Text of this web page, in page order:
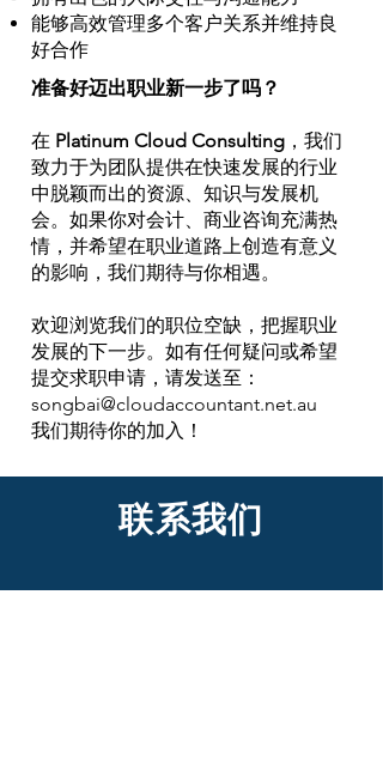
能够高效管理多个客户关系并维持良
好合作
准备好迈出职业新一步了吗？
在 Platinum Cloud Consulting ，我们
致力于为团队提供在快速发展的行业
中脱颖而出的资源、知识与发展机
会。如果你对会计、商业咨询充满热
情，并希望在职业道路上创造有意义
的影响，我们期待与你相遇。
欢迎浏览我们的职位空缺，把握职业
发展的下一步。如有任何疑问或希望
提交求职申请，请发送至：
songbai@cloudaccountant.net.au
我们期待你的加入！
联系我们